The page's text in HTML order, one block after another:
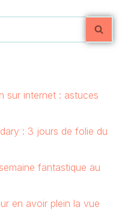
sur internet : astuces
: 3 jours de folie du
fantastique au
en avoir plein la vue